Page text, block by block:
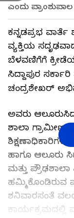
ಎಂದು
ಕನ್ನಡಪ್ರಭ ವಾರ್ತೆ
ವ್ಯಕ್ತಿಯ
ಬೆಳವಣಿಗೆಗೆ
ಸಿದ್ದಾಪುರ
ಚಂದ್ರಶೇಖರ್
ಅವರು
ಶಾಲಾ ಗ್ರಾಮೀಣ
ಹಾಗೂ ಆಲೂರು
ಮತ್ತು
ಹಮ್ಮಿಕೊಂಡಿರುವ
ಶನಿವಾರಸಂತೆ
ಕಾರ್ಯಕ್ರಮದಲ್ಲಿ